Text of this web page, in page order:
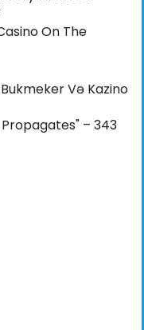
On The
Və Kazino
– 343